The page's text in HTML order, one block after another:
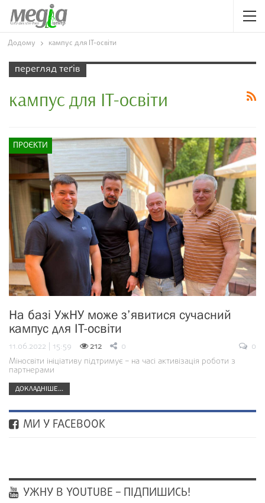
Додому кампус для ІТ-освіти
перегляд теґів
кампус для ІТ-освіти
ПРОЄКТИ
На базі УжНУ може з’явитися сучасний
кампус для ІТ-освіти
11.06.2022 | 15:59 212 0
0
Міносвіти ініціативу підтримує – на часі активізація роботи з
партнерами
ДОКЛАДНІШЕ...
МИ У FACEBOOK
УЖНУ В YOUTUBE – ПІДПИШИСЬ!